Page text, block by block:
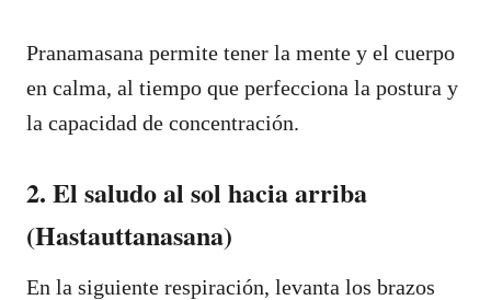
Pranamasana permite tener la mente y el cuerpo
en calma, al tiempo que perfecciona la postura y
la capacidad de concentración.
2. El saludo al sol hacia arriba
(Hastauttanasana)
En la siguiente respiración, levanta los brazos